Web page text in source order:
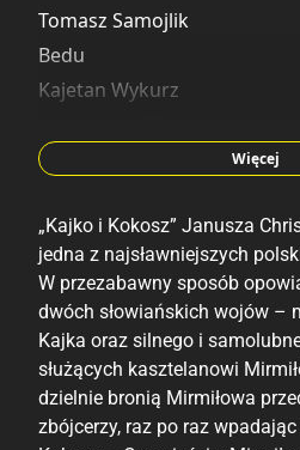
Tomasz Samojlik
Bedu
Kajetan Wykurz
Magdalena Kania
Więcej
„Kajko i Kokosz” Janusza
jedna z najsławniejszych
W przezabawny sposób
dwóch słowiańskich wojów –
Kajka oraz silnego i
służących kasztelanowi
dzielnie bronią Mirmiłowa
zbójcerzy, raz po raz